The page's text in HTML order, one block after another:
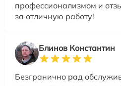
профессионализмом и
за отличную работу!
Блинов Константин
Безгранично рад